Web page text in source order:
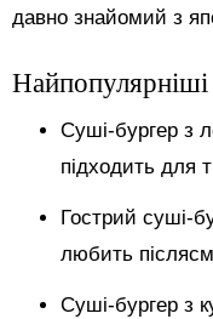
давно знайомий з
Найпопулярніші
Суші-бургер з
підходить для
Гострий суші-
любить
Суші-бургер з